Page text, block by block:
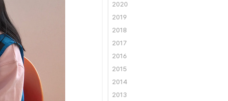
2020
2019
2018
2017
2016
2015
2014
2013